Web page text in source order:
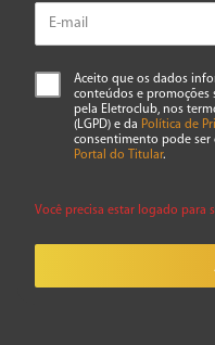
ENVIAR
Aceito que os dados
conteúdos e promoções
pela Eletroclub, nos
(LGPD) e da Política de
consentimento pode ser
Portal do Titular.
Você precisa estar logado para